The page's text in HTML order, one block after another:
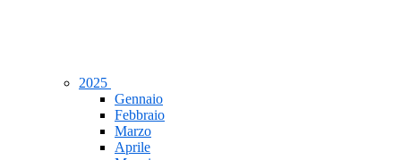
2025
Gennaio
Febbraio
Marzo
Aprile